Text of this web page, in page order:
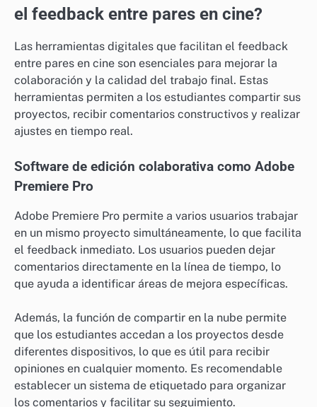
el feedback entre pares en cine?
Las herramientas digitales que facilitan el feedback
entre pares en cine son esenciales para mejorar la
colaboración y la calidad del trabajo final. Estas
herramientas permiten a los estudiantes compartir sus
proyectos, recibir comentarios constructivos y realizar
ajustes en tiempo real.
Software de edición colaborativa como Adobe
Premiere Pro
Adobe Premiere Pro permite a varios usuarios trabajar
en un mismo proyecto simultáneamente, lo que facilita
el feedback inmediato. Los usuarios pueden dejar
comentarios directamente en la línea de tiempo, lo
que ayuda a identificar áreas de mejora específicas.
Además, la función de compartir en la nube permite
que los estudiantes accedan a los proyectos desde
diferentes dispositivos, lo que es útil para recibir
opiniones en cualquier momento. Es recomendable
establecer un sistema de etiquetado para organizar
los comentarios y facilitar su seguimiento.